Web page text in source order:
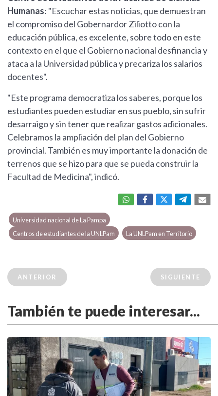
Humanas: "Escuchar estas noticias, que demuestran
el compromiso del Gobernardor Ziliotto con la
educación pública, es excelente, sobre todo en este
contexto en el que el Gobierno nacional desfinancia y
ataca a la Universidad pública y precariza los salarios
docentes".
"Este programa democratiza los saberes, porque los
estudiantes pueden estudiar en sus pueblo, sin sufrir
desarraigo y sin tener que realizar gastos adicionales.
Celebramos la ampliación del plan del Gobierno
provincial. También es muy importante la donación de
terrenos que se hizo para que se pueda construir la
Facultad de Medicina", indicó.
Universidad nacional de La Pampa
Centros de estudiantes de la UNLPam
La UNLPam en Territorio
ANTERIOR SIGUIENTE
También te puede interesar...